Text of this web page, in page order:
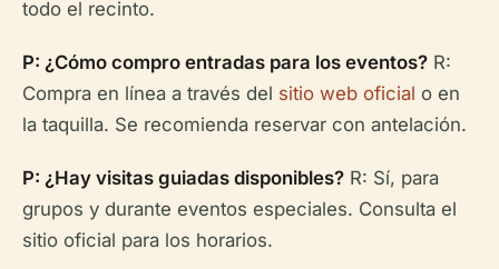
todo el recinto.
P: ¿Cómo compro entradas para los eventos? R:
Compra en línea a través del sitio web oficial o en
la taquilla. Se recomienda reservar con antelación.
P: ¿Hay visitas guiadas disponibles? R: Sí, para
grupos y durante eventos especiales. Consulta el
sitio oficial para los horarios.